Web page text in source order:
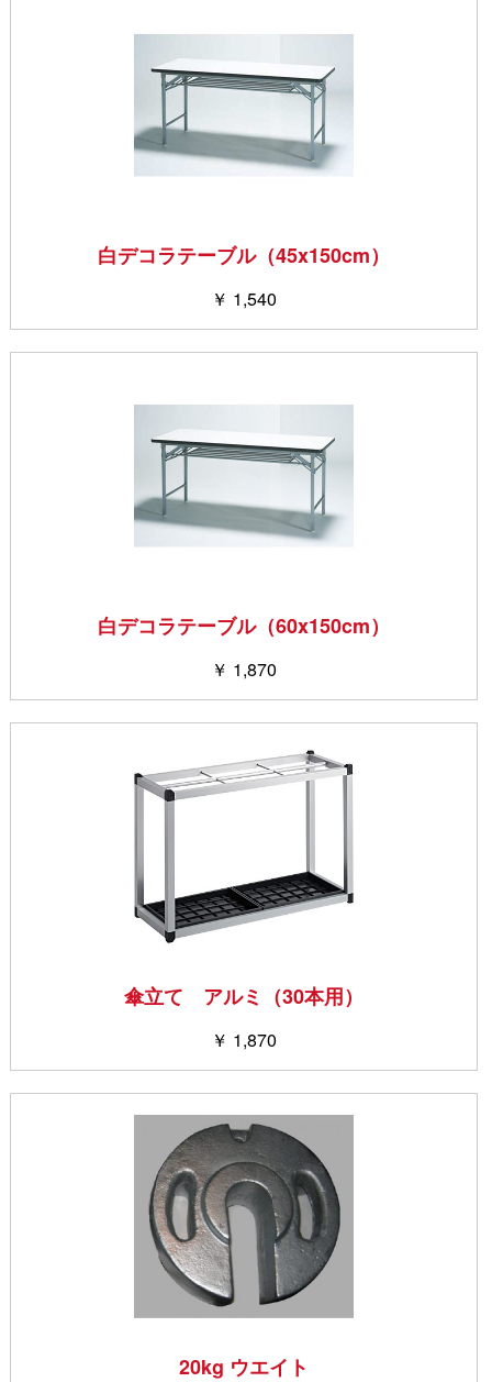
白デコラテーブル（45x150cm）
￥ 1,540
白デコラテーブル（60x150cm）
￥ 1,870
傘立て アルミ（30本用）
￥ 1,870
20kg ウエイト